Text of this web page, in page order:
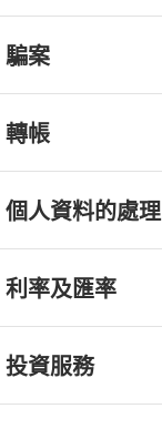
騙案
轉帳
個人資料的處理
利率及匯率
投資服務